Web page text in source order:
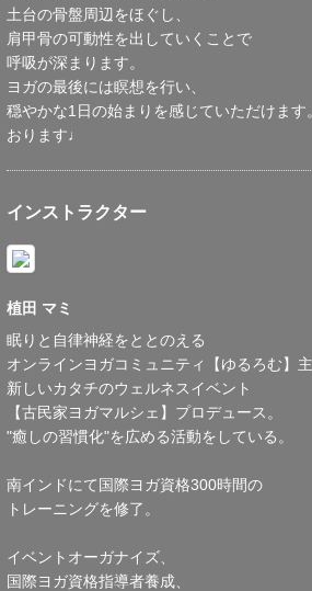
土台の骨盤周辺をほぐし、
肩甲骨の可動性を出していくことで
呼吸が深まります。
ヨガの最後には瞑想を行い、
穏やかな1日の始まりを感じていただけます
おります♩
インストラクター
植田 マミ
眠りと自律神経をととのえる
オンラインヨガコミュニティ【ゆるろむ】主
新しいカタチのウェルネスイベント
【古民家ヨガマルシェ】プロデュース。
"癒しの習慣化"を広める活動をしている。
南インドにて国際ヨガ資格300時間の
トレーニングを修了。
イベントオーガナイズ、
国際ヨガ資格指導者養成、